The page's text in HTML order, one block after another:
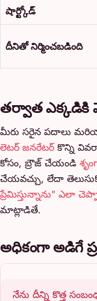
షార్ట్కోడ్
దీనితో నిర్మించబడింది
తర్వాత ఎక్కడికి
మీరు సరైన పదాలు
లెటర్ జనరేటర్కొన్ని
కోసం, బ్రౌజ్ చేయండి
చేయవచ్చు, లేదా
ప్రేమిస్తున్నాను" ఎలా
మాట్లాడితే.
అధికంగా అడిగే
నేను దీన్ని కొత్త